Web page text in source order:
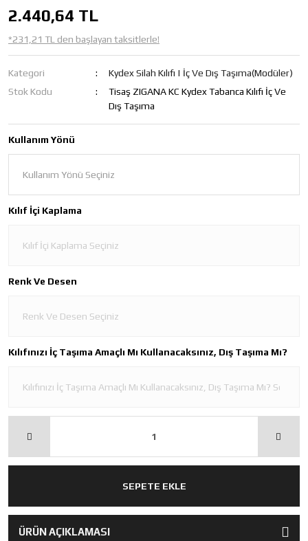
2.440,64 TL
*231,21 TL den başlayan taksitlerle!
Kategori
Kydex Silah Kılıfı | İç Ve Dış Taşıma(Modüler)
Stok Kodu
Tisaş ZIGANA KC Kydex Tabanca Kılıfı İç Ve
Dış Taşıma
Kullanım Yönü
Kılıf İçi Kaplama
Renk Ve Desen
Kılıfınızı İç Taşıma Amaçlı Mı Kullanacaksınız, Dış Taşıma Mı?
SEPETE EKLE
ÜRÜN AÇIKLAMASI